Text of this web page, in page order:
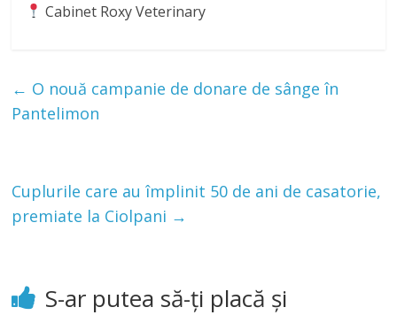
Cabinet Roxy Veterinary
← O nouă campanie de donare de sânge în
Pantelimon
Cuplurile care au împlinit 50 de ani de casatorie,
premiate la Ciolpani →
S-ar putea să-ți placă și